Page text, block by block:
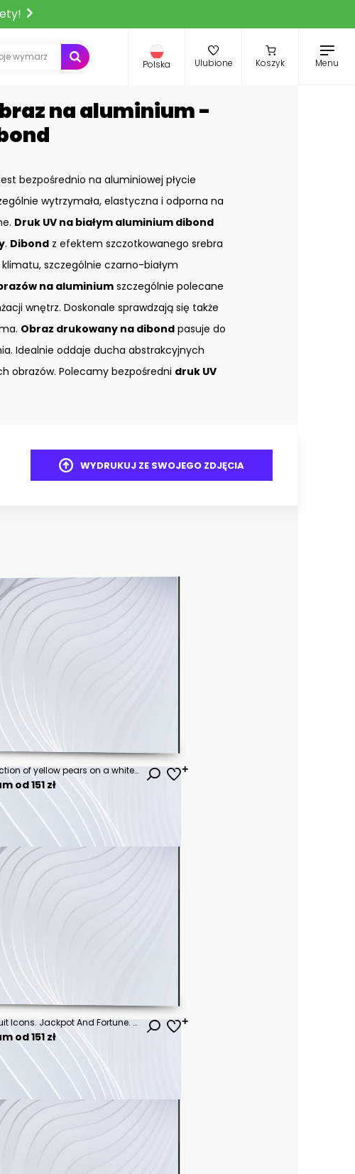
Polska Ulubione Koszyk Menu
na aluminium -
bezpośrednio na aluminiowej płycie
wytrzymała, elastyczna i odporna na
Druk UV na białym aluminium dibond
. Dibond z efektem szczotkowanego srebra
szczególnie czarno-białym
na aluminium szczególnie polecane
wnętrz. Doskonale sprawdzają się także
Obraz drukowany na dibond pasuje do
Idealnie oddaje ducha abstrakcyjnych
obrazów. Polecamy bezpośredni druk UV
WYDRUKUJ ZE SWOJEGO ZDJĘCIA
Colorful pears. Collection of yellow pears on a white background. Ripe fruit. Elements for design and creativity.
od 151 zł
Slot Machine With Fruit Icons. Jackpot And Fortune. Casino Gambling Concept With Neon Lights - 3D Illustration
od 151 zł